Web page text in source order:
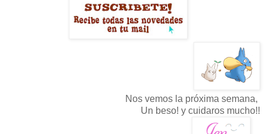
Nos vemos la próxima semana,
Un beso! y cuidaros mucho!!